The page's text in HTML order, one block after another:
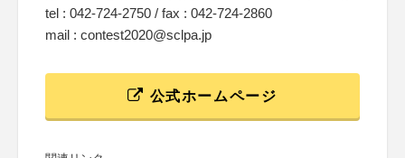
tel : 042-724-2750 / fax : 042-724-2860
mail : contest2020@sclpa.jp
公式ホームページ